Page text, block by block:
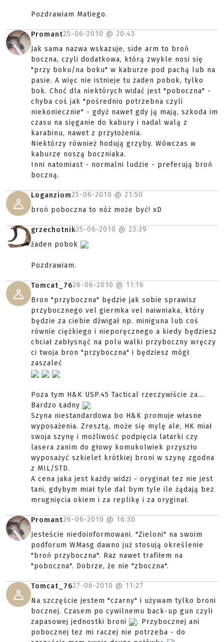
Pozdrawiam Matiego.
Promant25-06-2010 @ 20:43
Jak sama nazwa wskazuje, side arm to broń
boczna, czyli dodatkowa, którą zwykle nosi się
"przy boku/na boku" w kaburze pod pachą lub na
pasie. A więc nie istnieje tu żaden pobok, tylko
bok. Choć dla niektórych widać jest "poboczna" -
chyba coś jak "pośrednio potrzebna czyli
niekoniecznie" - gdyż nawet gdy ją mają, szkoda im
czasu na sięganie do kabury i nadal walą z
karabinu, nawet z przyłożenia.
Niektórzy również hodują grzyby. Wówczas w
kaburze noszą boczniaka.
Inni natomiast - normalni ludzie - preferują broń
boczną.
Loganziom25-06-2010 @ 21:50
broń poboczna to nóż może być! xD
grzechotnik25-06-2010 @ 23:39
żaden pobok
Pozdrawiam.
Tomcat_7626-06-2010 @ 11:16
Bron "przyboczna" będzie jak sobie sprawisz
przybocznego vel giermka vel naiwniaka, który
będzie za ciebie dźwigał np. miniguna lub coś
równie ciężkiego i nieporęcznego a kiedy będziesz
chciał zabłysnąć na polu walki przyboczny wręczy
ci twoja bron "przyboczna" i będziesz mógł
zaszaleć
Poza tym H&K USP.45 Tactical rzeczywiście za...
Bardzo Ładny
Szyna niestandardowa bo H&K promuje własne
wyposażenia. Zresztą, może się mylę ale, HK miał
swoja szynę i możliwość podpięcia latarki czy
lasera zanim do głowy komukolwiek przyszło
wyposażyć szkielet krótkiej broni w szynę zgodna
z MIL/STD.
A cena jaka jest każdy widzi - oryginał tez nie jest
tani, gdybym miał tyle dal bym tyle ile żądają bez
mrugnięcia okiem i za replikę i za oryginał.
Promant26-06-2010 @ 16:30
Jesteście niedoinformowani. "Zieloni" na swoim
podforum WMasg dawno już stosują określenie
"broń przyboczna". Raz nawet trafiłem na
"poboczna". Dobrze, że nie "zboczna".
Tomcat_7627-06-2010 @ 11:27
Na szczęście jestem "czarny" i używam tylko broni
bocznej. Czasem po cywilnemu back-up gun czyli
zapasowej jednostki broni
. Przybocznej ani
pobocznej tez mi raczej nie potrzeba - do